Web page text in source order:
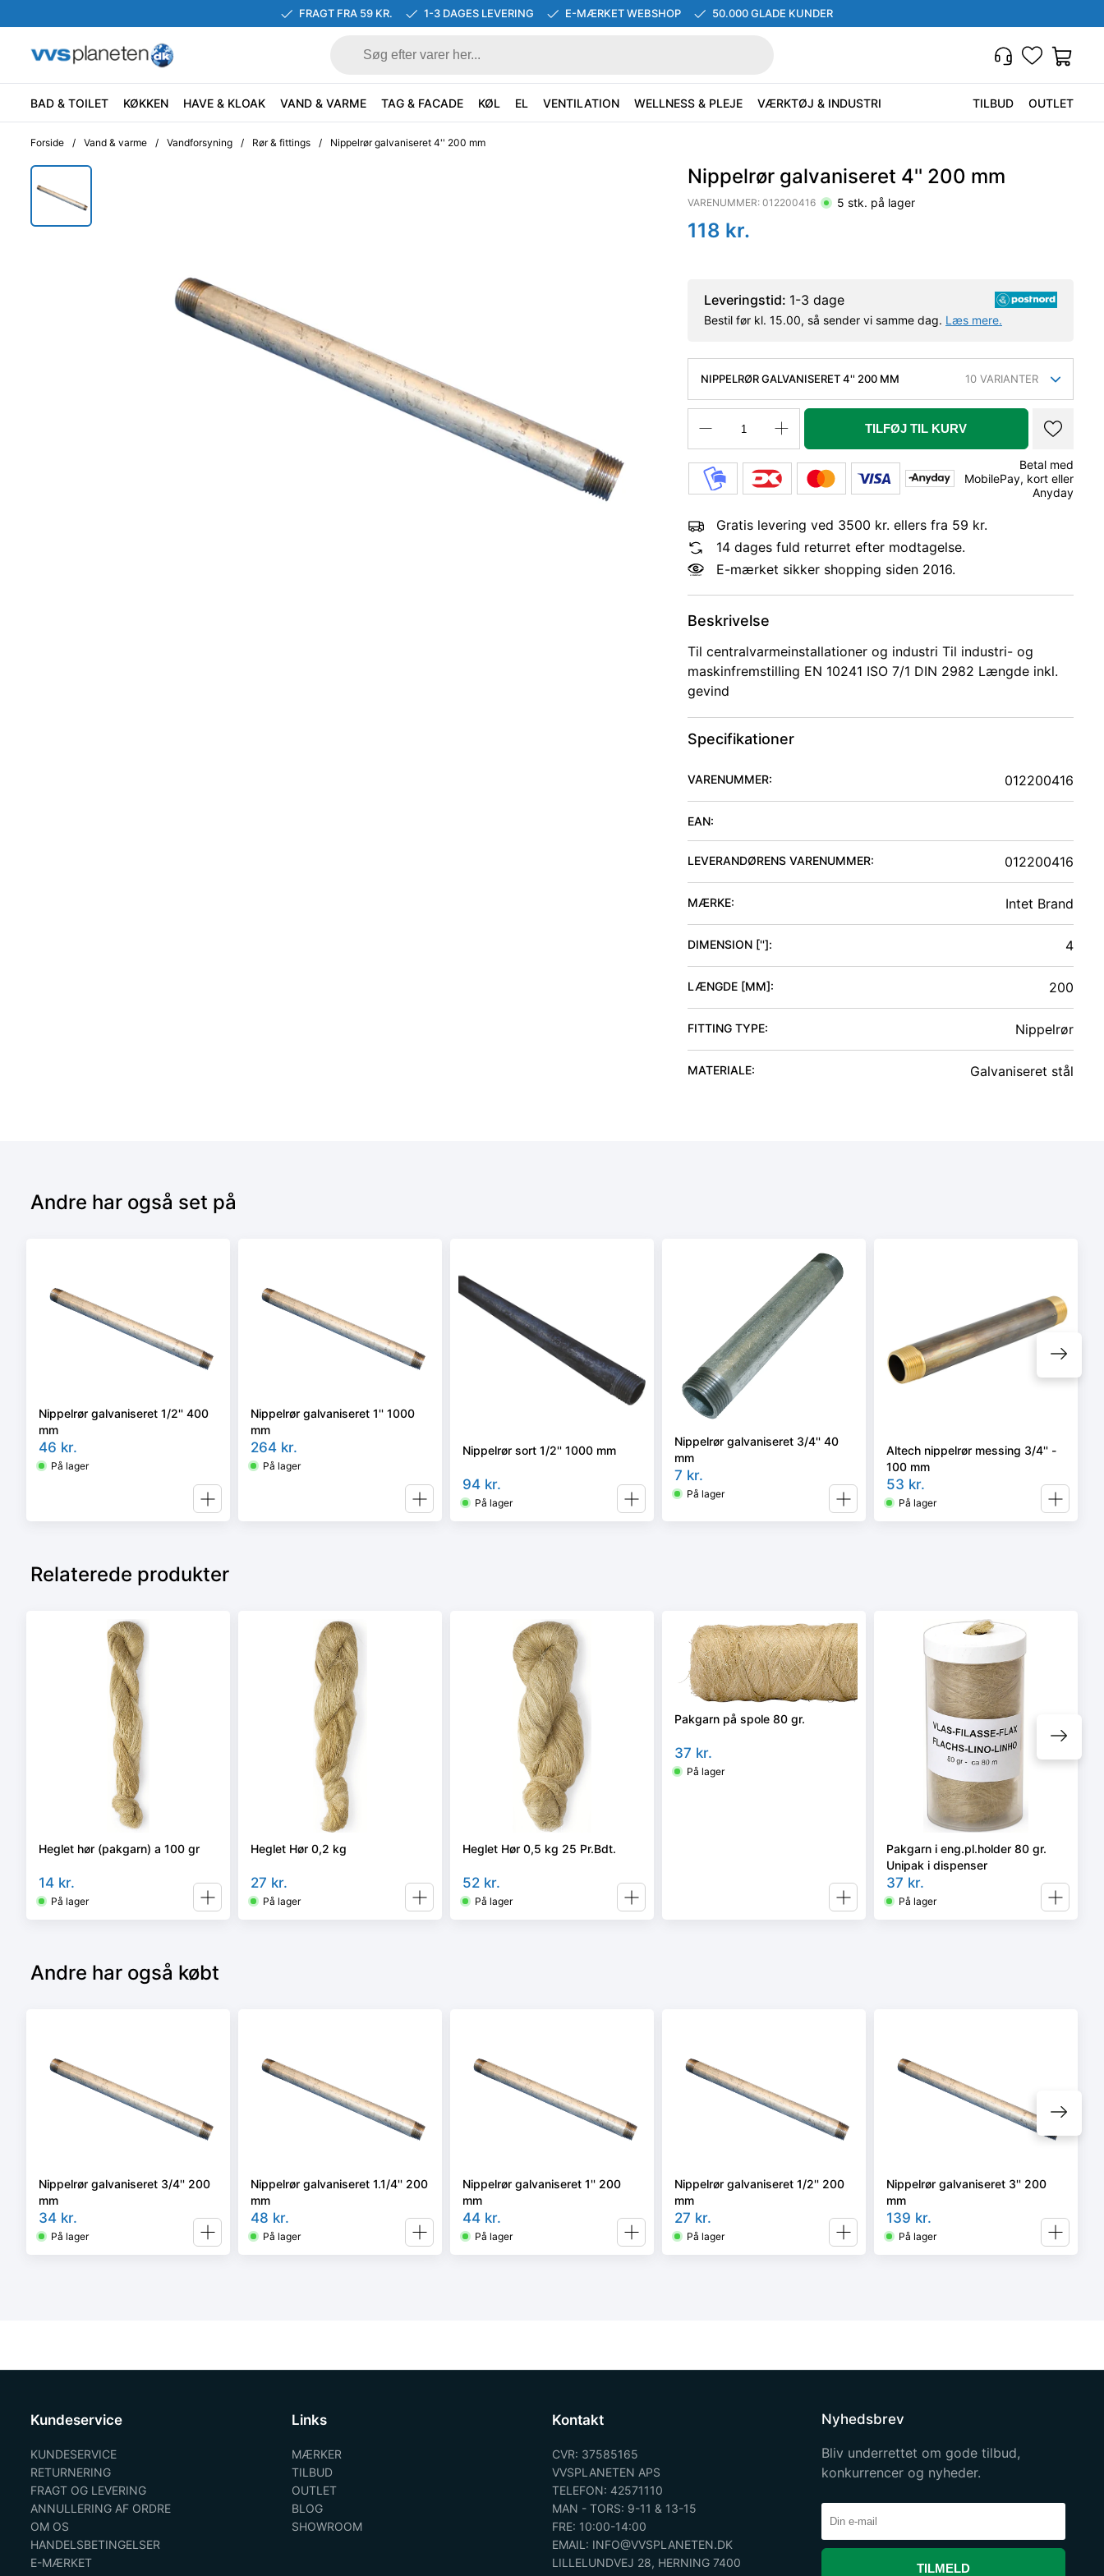
FRAGT FRA 59 KR. 1-3 DAGES LEVERING E-MÆRKET WEBSHOP 50.000 GLADE KUNDER
BAD & TOILET KØKKEN HAVE & KLOAK VAND & VARME TAG & FACADE KØL EL VENTILATION WELLNESS & PLEJE VÆRKTØJ & INDUSTRI TILBUD OUTLET
Forside / Vand & varme / Vandforsyning / Rør & fittings / Nippelrør galvaniseret 4'' 200 mm
Nippelrør galvaniseret 4'' 200 mm
VARENUMMER: 012200416 5 stk. på lager
118 kr.
Leveringstid: 1-3 dage
Bestil før kl. 15.00, så sender vi samme dag. Læs mere.
NIPPELRØR GALVANISERET 4'' 200 MM 10 VARIANTER
TILFØJ TIL KURV
Betal med
MobilePay, kort eller
Anyday
Gratis levering ved 3500 kr. ellers fra 59 kr.
14 dages fuld returret efter modtagelse.
E-mærket sikker shopping siden 2016.
Beskrivelse
Til centralvarmeinstallationer og industri Til industri- og
maskinfremstilling EN 10241 ISO 7/1 DIN 2982 Længde inkl.
gevind
Specifikationer
VARENUMMER: 012200416
EAN:
LEVERANDØRENS VARENUMMER: 012200416
MÆRKE: Intet Brand
DIMENSION ['']: 4
LÆNGDE [MM]: 200
FITTING TYPE: Nippelrør
MATERIALE: Galvaniseret stål
Andre har også set på
Nippelrør galvaniseret 1/2'' 400
mm
46 kr.
På lager
Nippelrør galvaniseret 1'' 1000
mm
264 kr.
På lager
Nippelrør sort 1/2'' 1000 mm
94 kr.
På lager
Nippelrør galvaniseret 3/4'' 40
mm
7 kr.
På lager
Altech nippelrør messing 3/4'' -
100 mm
53 kr.
På lager
Relaterede produkter
Heglet hør (pakgarn) a 100 gr
14 kr.
På lager
Heglet Hør 0,2 kg
27 kr.
På lager
Heglet Hør 0,5 kg 25 Pr.Bdt.
52 kr.
På lager
Pakgarn på spole 80 gr.
37 kr.
På lager
Pakgarn i eng.pl.holder 80 gr.
Unipak i dispenser
37 kr.
På lager
Andre har også købt
Nippelrør galvaniseret 3/4'' 200
mm
34 kr.
På lager
Nippelrør galvaniseret 1.1/4'' 200
mm
48 kr.
På lager
Nippelrør galvaniseret 1'' 200
mm
44 kr.
På lager
Nippelrør galvaniseret 1/2'' 200
mm
27 kr.
På lager
Nippelrør galvaniseret 3'' 200
mm
139 kr.
På lager
Kundeservice
KUNDESERVICE
RETURNERING
FRAGT OG LEVERING
ANNULLERING AF ORDRE
OM OS
HANDELSBETINGELSER
E-MÆRKET
Links
MÆRKER
TILBUD
OUTLET
BLOG
SHOWROOM
Kontakt
CVR: 37585165
VVSPLANETEN APS
TELEFON: 42571110
MAN - TORS: 9-11 & 13-15
FRE: 10:00-14:00
EMAIL: INFO@VVSPLANETEN.DK
LILLELUNDVEJ 28, HERNING 7400
Nyhedsbrev
Bliv underrettet om gode tilbud,
konkurrencer og nyheder.
TILMELD